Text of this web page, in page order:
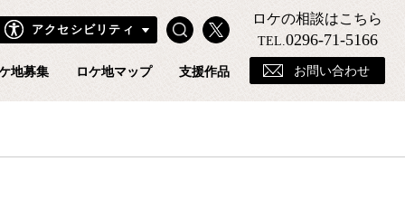
フィルムコミッションホームページ
アクセシビリティ Search
地募集 ロケ地マップ 支援作品
ロケの相談はこちら
TEL. 0296-71-5166
お問い合わせ